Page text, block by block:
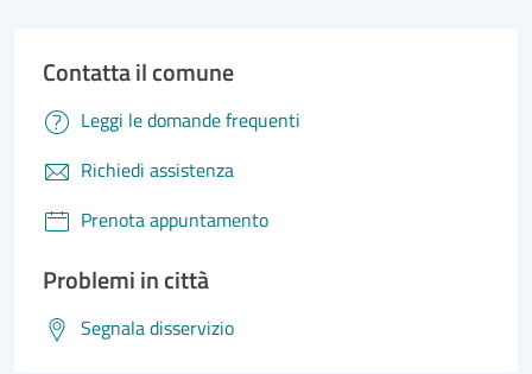
Contatta il comune
Leggi le domande frequenti
Richiedi assistenza
Prenota appuntamento
Problemi in città
Segnala disservizio